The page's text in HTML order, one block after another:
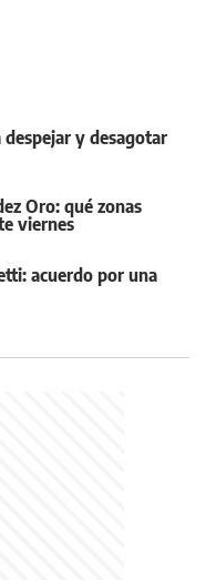
y desagotar
Oro: qué zonas
viernes
acuerdo por una